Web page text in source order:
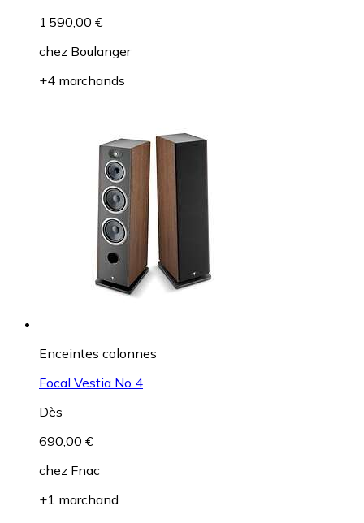
1 590,00 €
chez Boulanger
+4 marchands
Enceintes colonnes
Focal Vestia No 4
Dès
690,00 €
chez Fnac
+1 marchand